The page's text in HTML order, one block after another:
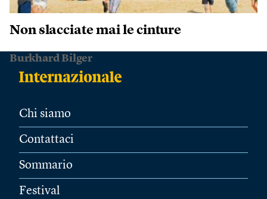
Non slacciate mai le cinture
Burkhard Bilger
Chi siamo
Contattaci
Sommario
Festival